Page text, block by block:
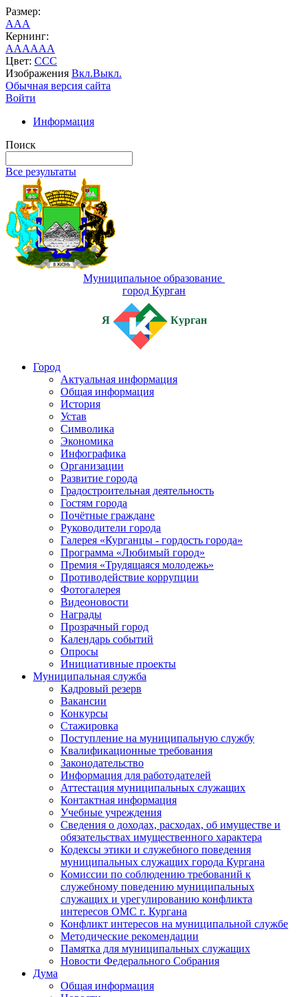
Размер:
AAA
Кернинг:
AAAAAA
Цвет: CCC
Изображения Вкл.Выкл.
Обычная версия сайта
Войти
Информация
Поиск
Все результаты
Муниципальное образование
город Курган
Я Курган
Город
Актуальная информация
Общая информация
История
Устав
Символика
Экономика
Инфографика
Организации
Развитие города
Градостроительная деятельность
Гостям города
Почётные граждане
Руководители города
Галерея «Курганцы - гордость города»
Программа «Любимый город»
Премия «Трудящаяся молодежь»
Противодействие коррупции
Фотогалерея
Видеоновости
Награды
Прозрачный город
Календарь событий
Опросы
Инициативные проекты
Муниципальная служба
Кадровый резерв
Вакансии
Конкурсы
Стажировка
Поступление на муниципальную службу
Квалификационные требования
Законодательство
Информация для работодателей
Аттестация муниципальных служащих
Контактная информация
Учебные учреждения
Сведения о доходах, расходах, об имуществе и
обязательствах имущественного характера
Кодексы этики и служебного поведения
муниципальных служащих города Кургана
Комиссии по соблюдению требований к
служебному поведению муниципальных
служащих и урегулированию конфликта
интересов ОМС г. Кургана
Конфликт интересов на муниципальной службе
Методические рекомендации
Памятка для муниципальных служащих
Новости Федерального Cобрания
Дума
Общая информация